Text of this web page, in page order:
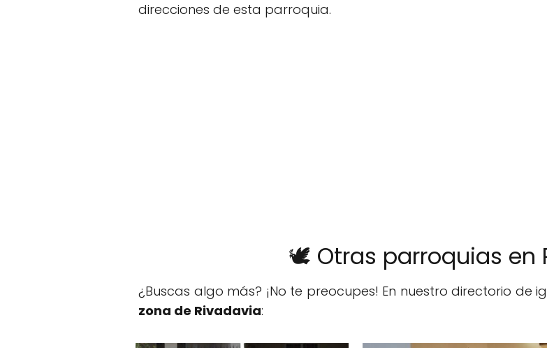
direcciones de esta parroquia.
🕊️ Otras parroquias en
¿Buscas algo más? ¡No te preocupes! En nuestro directorio de
zona de Rivadavia: